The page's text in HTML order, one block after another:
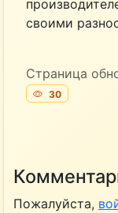
своими
Страница
30
Пожалуйста,